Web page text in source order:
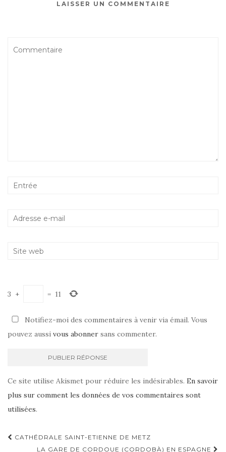
LAISSER UN COMMENTAIRE
3 + = 11
Notifiez-moi des commentaires à venir via émail. Vous
pouvez aussi vous abonner sans commenter.
Ce site utilise Akismet pour réduire les indésirables. En savoir
plus sur comment les données de vos commentaires sont
utilisées.
CATHÉDRALE SAINT-ETIENNE DE METZ
LA GARE DE CORDOUE (CORDOBÀ) EN ESPAGNE